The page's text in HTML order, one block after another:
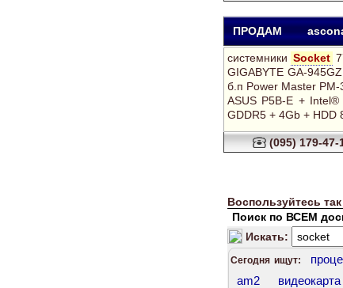
ПРОДАМ
системники Socket
GIGABYTE GA-
б.п Power Master PM-
ASUS P5B-E +
GDDR5 + 4Gb + HDD
(095) 179-47-
Воспользуйтесь
Поиск по ВСЕМ
Искать:
Сегодня ищут:
am2
видеокарта